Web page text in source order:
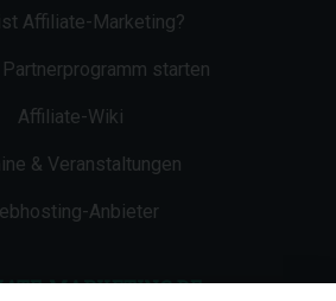
Affiliate-Marketing?
starten
Affiliate-Wiki
& Veranstaltungen
Anbieter
MARKETING.DE